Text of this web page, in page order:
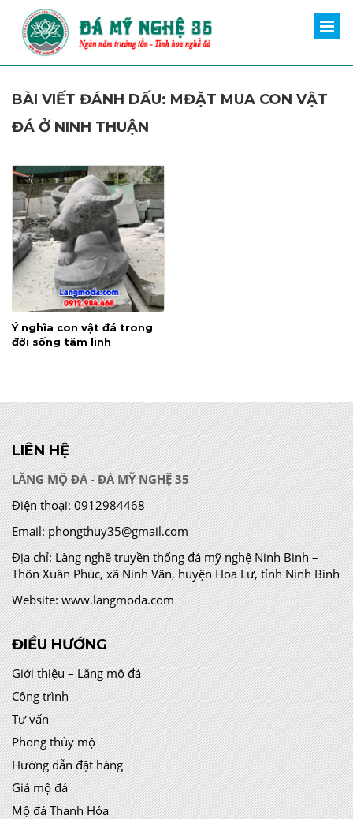
BÀI VIẾT ĐÁNH DẤU: MĐẶT MUA CON VẬT
ĐÁ Ở NINH THUẬN
Ý nghĩa con vật đá trong
đời sống tâm linh
LIÊN HỆ
LĂNG MỘ ĐÁ - ĐÁ MỸ NGHỆ 35
Điện thoại: 0912984468
Email: phongthuy35@gmail.com
Địa chỉ:Làng nghề truyền thống đá mỹ nghệ Ninh Bình –
Thôn Xuân Phúc, xã Ninh Vân, huyện Hoa Lư, tỉnh Ninh Bình
Website: www.langmoda.com
ĐIỀU HƯỚNG
Giới thiệu – Lăng mộ đá
Công trình
Tư vấn
Phong thủy mộ
Hướng dẫn đặt hàng
Giá mộ đá
Mộ đá Thanh Hóa